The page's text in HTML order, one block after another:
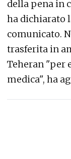
della pena in
ha dichiarato
comunicato.
trasferita in
Teheran "per
medica", ha